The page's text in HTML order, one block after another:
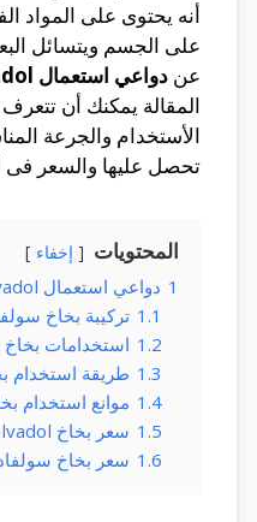
أنه يحتوى على المواد
على الجسم ويتسائل
عن دواعي استعمال solvadol
المقالة يمكنك أن
الأستخدام والجرعة
تحصل عليها والسعر فى
المحتويات إخفاء
1 دواعي استعمال solvadol :
1.1 تركيبة بخاخ
1.2 استخدامات
1.3 طريقة استخدام
1.4 موانع استخدام
1.5 سعر بخاخ Solvadol للاطفال :
1.6 سعر بخاخ